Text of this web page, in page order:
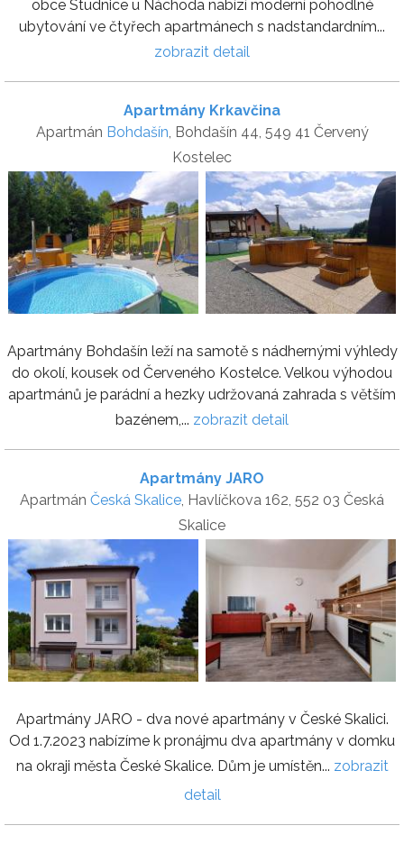
obce Studnice u Náchoda nabízí moderní pohodlné
ubytování ve čtyřech apartmánech s nadstandardním...
zobrazit detail
Apartmány Krkavčina
Apartmán Bohdašín , Bohdašín 44, 549 41 Červený
Kostelec
Apartmány Bohdašín leží na samotě s nádhernými výhledy
do okolí, kousek od Červeného Kostelce. Velkou výhodou
apartmánů je parádní a hezky udržovaná zahrada s větším
bazénem,... zobrazit detail
Apartmány JARO
Apartmán Česká Skalice, Havlíčkova 162, 552 03 Česká
Skalice
Apartmány JARO - dva nové apartmány v České Skalici.
Od 1.7.2023 nabízíme k pronájmu dva apartmány v domku
na okraji města České Skalice. Dům je umístěn... zobrazit
detail